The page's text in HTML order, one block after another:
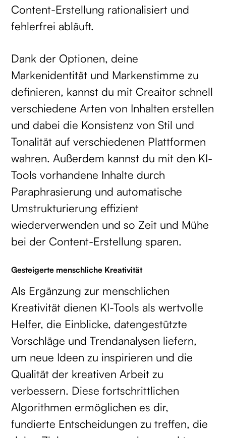
Content-Erstellung rationalisiert und
fehlerfrei abläuft.
Dank der Optionen, deine
Markenidentität und Markenstimme zu
definieren, kannst du mit Creaitor schnell
verschiedene Arten von Inhalten erstellen
und dabei die Konsistenz von Stil und
Tonalität auf verschiedenen Plattformen
wahren. Außerdem kannst du mit den KI-
Tools vorhandene Inhalte durch
Paraphrasierung und automatische
Umstrukturierung effizient
wiederverwenden und so Zeit und Mühe
bei der Content-Erstellung sparen.
Gesteigerte menschliche Kreativität
Als Ergänzung zur menschlichen
Kreativität dienen KI-Tools als wertvolle
Helfer, die Einblicke, datengestützte
Vorschläge und Trendanalysen liefern,
um neue Ideen zu inspirieren und die
Qualität der kreativen Arbeit zu
verbessern. Diese fortschrittlichen
Algorithmen ermöglichen es dir,
fundierte Entscheidungen zu treffen, die